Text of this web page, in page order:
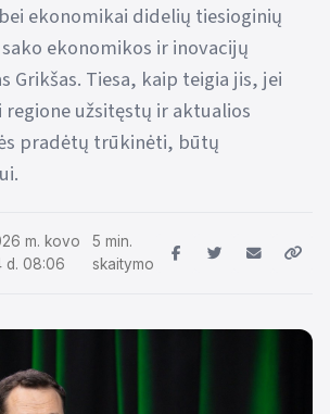
ekonomikai didelių tiesioginių
ekonomikos ir inovacijų
Grikšas. Tiesa, kaip teigia jis, jei
regione užsitęstų ir aktualios
pradėtų trūkinėti, būtų
m. kovo
d. 08:06
5 min.
skaitymo